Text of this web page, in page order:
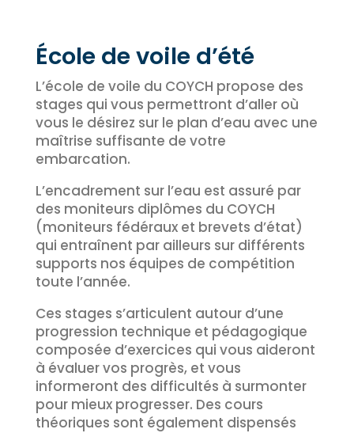
École de voile d’été
L’école de voile du COYCH propose des
stages qui vous permettront d’aller où
vous le désirez sur le plan d’eau avec une
maîtrise suffisante de votre
embarcation.
L’encadrement sur l’eau est assuré par
des moniteurs diplômes du COYCH
(moniteurs fédéraux et brevets d’état)
qui entraînent par ailleurs sur différents
supports nos équipes de compétition
toute l’année.
Ces stages s’articulent autour d’une
progression technique et pédagogique
composée d’exercices qui vous aideront
à évaluer vos progrès, et vous
informeront des difficultés à surmonter
pour mieux progresser. Des cours
théoriques sont également dispensés